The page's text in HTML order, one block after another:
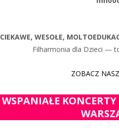
WESOŁE,
Filharmonia dla Dzieci —
ZOBACZ
WSPANIAŁE